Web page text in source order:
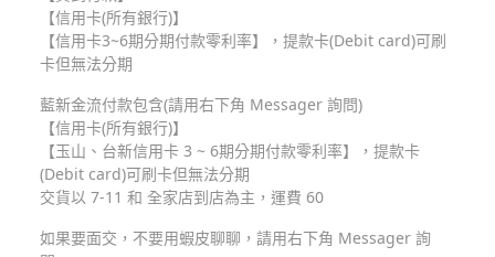
【信用卡(所有銀行)】
【信用卡3~6期分期付款零利率】，提款卡(Debit card)可刷
卡但無法分期
藍新金流付款包含(請用右下角 Messager 詢問)
【信用卡(所有銀行)】
【玉山、台新信用卡 3 ~ 6期分期付款零利率】，提款卡
(Debit card)可刷卡但無法分期
交貨以 7-11 和 全家店到店為主，運費 60
如果要面交，不要用蝦皮聊聊，請用右下角 Messager 詢